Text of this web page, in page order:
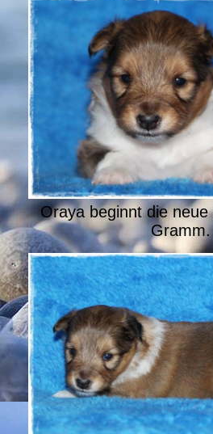
Oraya beginnt die
Gramm.